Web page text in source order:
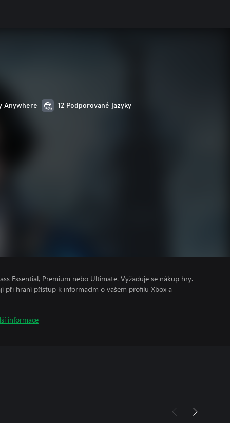
Anywhere 12 Podporované jazyky
Essential, Premium nebo Ultimate. Vyžaduje se nákup hry.
při hraní přístup k informacím o vašem profilu Xbox a
informace